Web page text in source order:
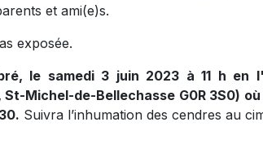
et ami(e)s.
exposée.
le samedi 3 juin 2023 à 11 h en
St-Michel-de-Bellechasse G0R 3S0)
Suivra l’inhumation des cendres au